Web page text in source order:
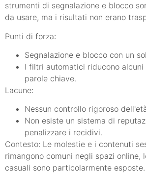
strumenti di segnalazione e blocco
da usare, ma i risultati non erano
Punti di forza:
Segnalazione e blocco con un
I filtri automatici riducono alcuni
parole chiave.
Lacune:
Nessun controllo rigoroso
Non esiste un sistema di
penalizzare i recidivi.
Contesto: Le molestie e i contenuti
rimangono comuni negli spazi online,
casuali sono particolarmente